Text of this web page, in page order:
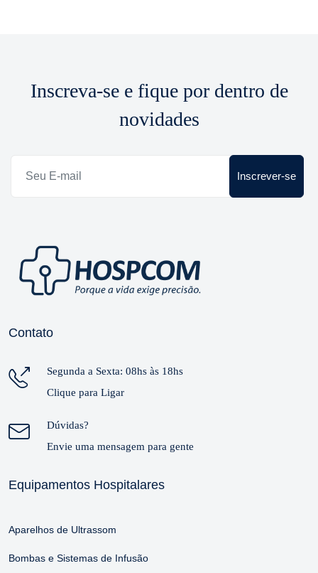
Inscreva-se e fique por dentro de
novidades
Inscrever-se
Contato
Segunda a Sexta: 08hs às 18hs
Clique para Ligar
Dúvidas?
Envie uma mensagem para gente
Equipamentos Hospitalares
Aparelhos de Ultrassom
Bombas e Sistemas de Infusão